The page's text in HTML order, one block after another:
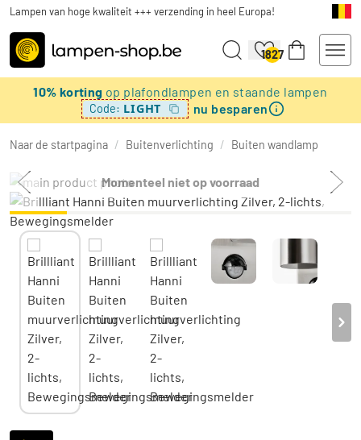
Lampen van hoge kwaliteit +++ verzending in heel Europa!
1827
10% korting op plafondlampen en staande lampen
Code: LIGHT nu besparen
Naar de startpagina / Buitenverlichting / Buiten wandlamp
Momenteel niet op voorraad